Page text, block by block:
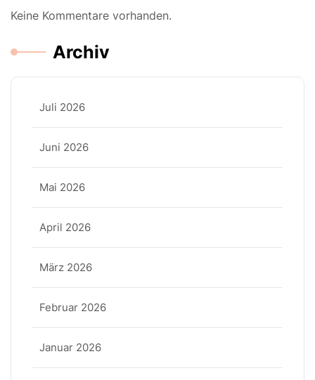
Keine Kommentare vorhanden.
Archiv
Juli 2026
Juni 2026
Mai 2026
April 2026
März 2026
Februar 2026
Januar 2026